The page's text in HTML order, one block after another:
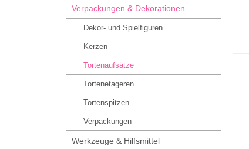
Verpackungen & Dekorationen
Dekor- und Spielfiguren
Kerzen
Tortenaufsätze
Tortenetageren
Tortenspitzen
Verpackungen
Werkzeuge & Hilfsmittel